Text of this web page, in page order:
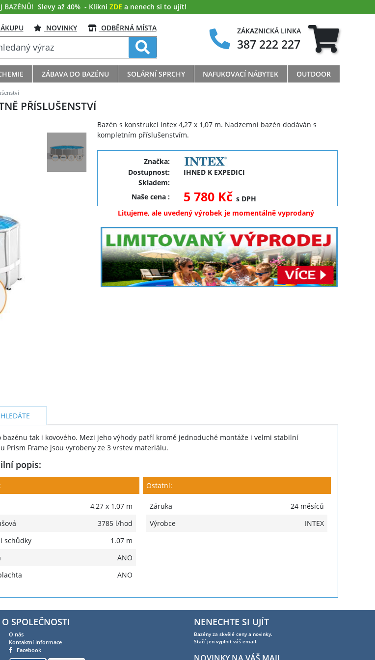
BAZÉNŮ! Slevy až 40% - Klikni ZDE a nenech si to ujít!
NOVINKY ODBĚRNÁ MÍSTA ZÁKAZNICKÁ LINKA
387 222 227
ZÁBAVA DO BAZÉNU SOLÁRNÍ SPRCHY NAFUKOVACÍ NÁBYTEK OUTDOOR
PŘÍSLUŠENSTVÍ
Bazén s konstrukcí Intex 4,27 x 1,07 m. Nadzemní bazén dodáván s
kompletním příslušenstvím.
Značka:
Dostupnost:
IHNED K EXPEDICI
Skladem:
Naše cena: 5 780 Kčs DPH
Litujeme, ale uvedený výrobek je momentálně vyprodaný
HLEDÁTE
tak i kovového. Mezi jeho výhody patří kromě jednoduché montáže i velmi stabilní
Prism Frame jsou vyrobeny ze 3 vrstev materiálu.
popis:
4,27 x 1,07 m
3785 l/hod
schůdky
1.07 m
ANO
ANO
Ostatní:
Záruka
24 měsíců
Výrobce
INTEX
O SPOLEČNOSTI
O nás
Kontaktní informace
Facebook
NENECHTE SI UJÍT
Bazény za skvělé ceny a novinky.
Stačí jen vyplnit váš email.